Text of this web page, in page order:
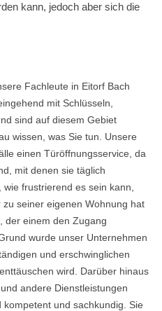
kann, jedoch aber sich die
Fachleute in Eitorf Bach
mit Schlüsseln,
sind auf diesem Gebiet
wissen, was Sie tun. Unsere
einen Türöffnungsservice, da
mit denen sie täglich
frustrierend es sein kann,
seiner eigenen Wohnung hat
der einem den Zugang
wurde unser Unternehmen
und erschwinglichen
wird. Darüber hinaus
andere Dienstleistungen
und sachkundig. Sie